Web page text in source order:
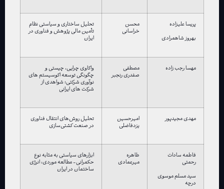
پریسا علیزاده
بهروز شاهمرادی
محسن
خراسانی
تحلیل ساختاری و سیاستی نظام
تأمین مالی پژوهش و فناوری در
ایران
مهسا رجب زاده مصطفی
صفدری رنجبر
واکاوی چرایی، چیستی و
چگونگی توسعه اکوسیستم های
نوآوری شرکتی؛ شواهدی از
شرکت های ایرانی
مهدی مجیدپور امیرحسین
یزدفاضلی
تحلیل روش‌های انتقال فناوری
در صنعت کشتی‌سازی
فاطمه سادات
رحمتی
سید مسلم موسوی
درچه
طاهره
میرعمادی
ابزارهای سیاستی به مثابه نوع
حکمرانی- مطالعه موردی: انرژی
ساختمان در ایران